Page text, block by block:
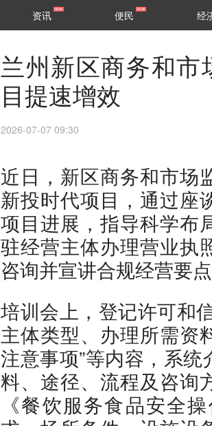
区县
资讯 便民 经
兰州新区商务和
目提速增效
2026-07-07 09:30
近日，新区商务和市场
新投时代项目，通过座
项目进展，指导科学布
驻经营主体办理营业执
咨询并宣讲合规经营要
培训会上，登记许可和
主体类型、办理所需资
注意事项”等内容，系
料、途径、流程及咨询
《餐饮服务食品安全